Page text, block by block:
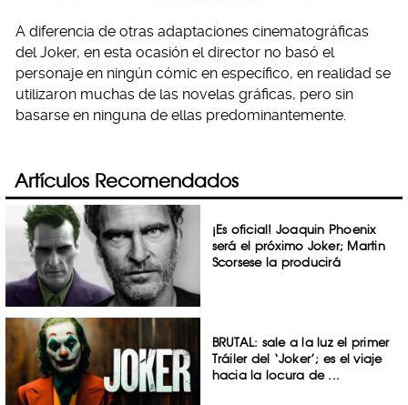
A diferencia de otras adaptaciones cinematográficas
del Joker, en esta ocasión el director no basó el
personaje en ningún cómic en específico, en realidad se
utilizaron muchas de las novelas gráficas, pero sin
basarse en ninguna de ellas predominantemente.
Artículos Recomendados
¡Es oficial! Joaquin Phoenix
será el próximo Joker; Martin
Scorsese la producirá
BRUTAL: sale a la luz el primer
Tráiler del ‘Joker’; es el viaje
hacia la locura de ...